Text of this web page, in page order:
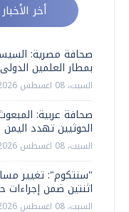
أخر الأخبار
صحافة مصرية:
بمطار العلمين الدولى
السبت، 08 اغسطس 2026 06:35 ص
صحافة عربية:
الحوثيين تهدد اليمن
السبت، 08 اغسطس 2026 06:34 ص
اثنتين ضمن إجراءات
السبت، 08 اغسطس 2026 06:31 ص